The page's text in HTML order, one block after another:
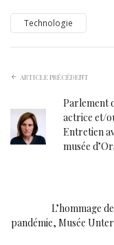
Technologie
ARTICLE PRÉCÉDENT
Parlement
actrice et/
Entretien
musée
L’hommage
pandémie, Musée